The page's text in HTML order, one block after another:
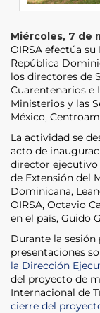
Miércoles, 7 de
OIRSA efectúa
República
los directores de
Cuarentenarios e
Ministerios y las
México,
La actividad se
acto de
director ejecutivo
de Extensión del
Dominicana,
OIRSA, Octavio
en el país, Guido
Durante la sesión
presentaciones
la Dirección
del proyecto de
Internacional de
cierre del